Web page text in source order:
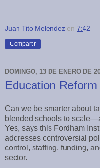
Juan Tito Melendez en 7:42
Compartir
DOMINGO, 13 DE ENERO DE
Education
Can we be smarter about
blended schools to
Yes, says this Fordham
addresses controversial
control, staffing, funding,
sector.